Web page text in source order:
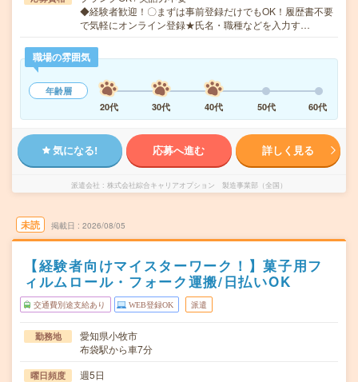
◆経験者歓迎！〇まずは事前登録だけでもOK！履歴書不要
で気軽にオンライン登録★氏名・職種などを入力す…
職場の雰囲気
年齢層
20代
30代 40代 50代 60代
気になる! 応募へ進む 詳しく見る
派遣会社 株式会社綜合キャリアオプション 製造事業部（全国）
未読 掲載日 2026/08/05
【経験者向けマイスターワーク！】菓子用フ
ィルムロール・フォーク運搬/日払いOK
交通費別途支給あり WEB登録OK 派遣
勤務地
愛知県小牧市
布袋駅から車7分
曜日頻度 週5日